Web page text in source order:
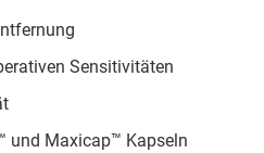
Sensitivitäten
und Maxicap™ Kapseln